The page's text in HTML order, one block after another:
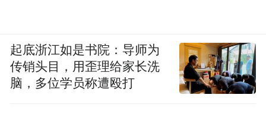
起底浙江如是书院：导师为
传销头目，用歪理给家长洗
脑，多位学员称遭殴打